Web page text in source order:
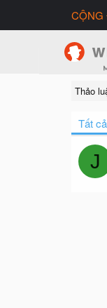
CỘNG
Thảo
Tất cả
J